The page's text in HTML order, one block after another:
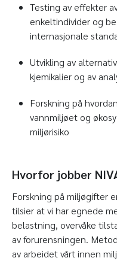
Testing av effekter
enkeltindivider og
internasjonale
Utvikling av
kjemikalier og av
Forskning på
vannmiljøet og
miljørisiko
Hvorfor jobber
Forskning på miljøgifter
tilsier at vi har egnede
belastning, overvåke
av forurensningen.
av arbeidet vårt innen